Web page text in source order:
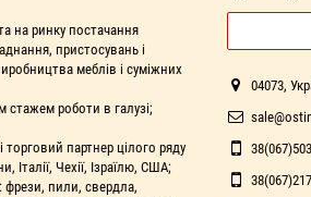
на ринку постачання
пристосувань і
меблів і суміжних
стажем роботи в галузі;
партнер цілого ряду
Італії, Чехії, Ізраїлю, США;
фрези, пили, свердла,
04073,